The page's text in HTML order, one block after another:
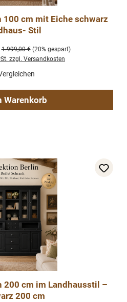
100 cm mit Eiche schwarz
Stil
Regulärer Preis:
1.999,00 € (20% gespart)
zzgl. Versandkosten
Warenkorb
200 cm